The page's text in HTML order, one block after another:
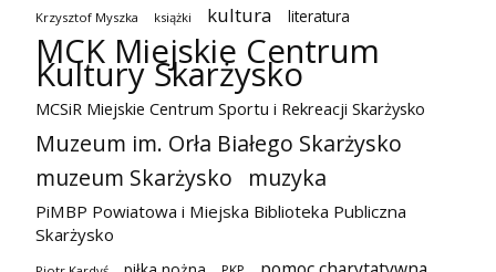
Krzysztof Myszka książki kultura literatura
MCK Miejskie Centrum
Kultury Skarżysko
MCSiR Miejskie Centrum Sportu i Rekreacji Skarżysko
Muzeum im. Orła Białego Skarżysko
muzeum Skarżysko
muzyka
PiMBP Powiatowa i Miejska Biblioteka Publiczna
Skarżysko